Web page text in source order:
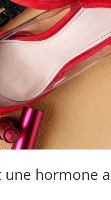
une hormone